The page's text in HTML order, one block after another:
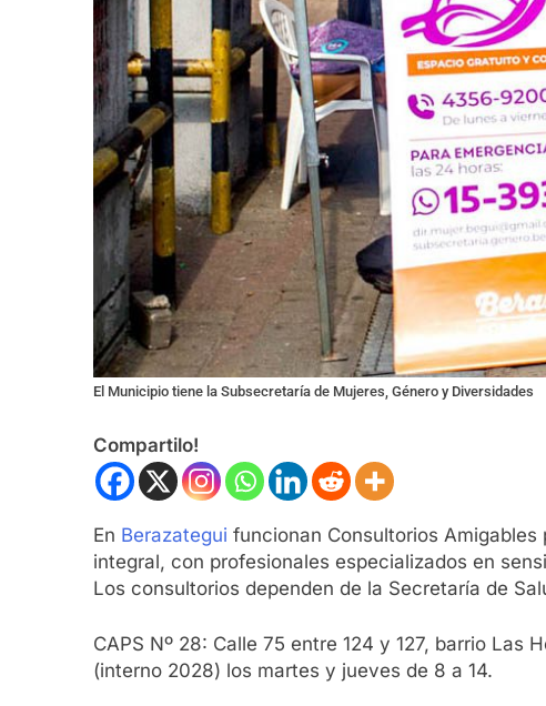
El Municipio tiene la Subsecretaría de Mujeres, Género y Diversidades
Compartilo!
En Berazategui funcionan Consultorios
integral, con profesionales especializados en
Los consultorios dependen de la Secretaría de
CAPS Nº 28: Calle 75 entre 124 y 127, barrio
(interno 2028) los martes y jueves de 8 a 14.